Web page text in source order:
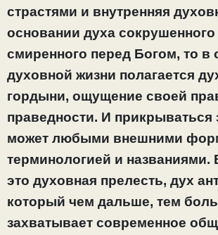
страстями и внутренняя
основании духа сокрушенного
смиренного перед Богом, то в
духовной жизни полагается
гордыни, ощущение своей
праведности. И прикрываться
может любыми внешними
терминологией и названиями.
это духовная прелесть, дух
который чем дальше, тем
захватывает современное